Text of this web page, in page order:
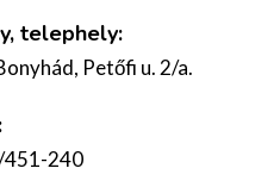
telephely:
Petőfi u. 2/a.
240